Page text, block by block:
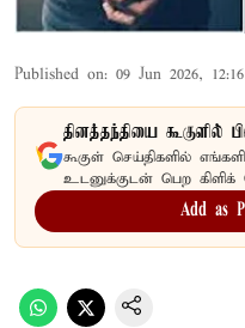
Published on: 09 Jun 2026,
தினத்தந்தியை கூகுளில்
கூகுள் செய்திகளில்
உடனுக்குடன் பெற கிளிக்
Add as